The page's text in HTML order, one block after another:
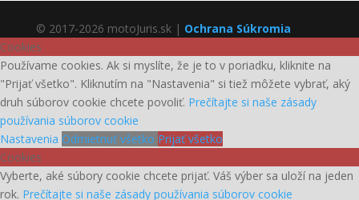
© 2017-2026 motoJuris.sk | Ochrana Súkromia
Cookies
Používame cookies. Ak si myslíte, že je to v poriadku, kliknite na
"Prijať všetko". Kliknutím na "Nastavenia" si tiež môžete vybrať, aký
druh súborov cookie chcete povoliť. Prečítajte si naše zásady
používania súborov cookie
Nastavenia Odmietnuť všetko Prijať všetko
Cookies
Vyberte, aké súbory cookie chcete prijať. Váš výber sa uloží na jeden
rok. Prečítajte si naše zásady používania súborov cookie